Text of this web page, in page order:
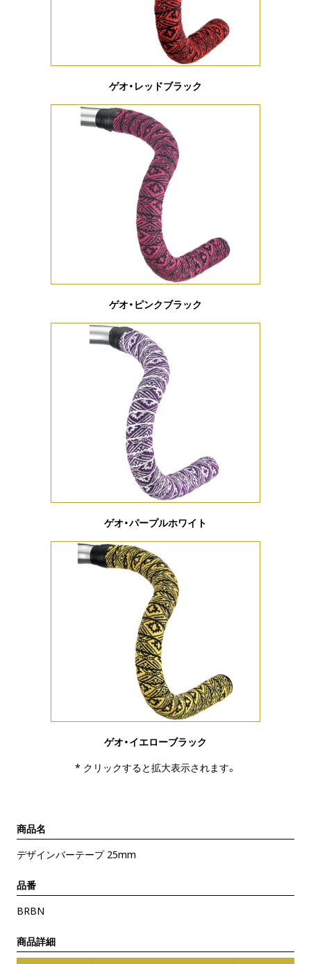
ゲオ・レッドブラック
ゲオ・ピンクブラック
ゲオ・パープルホワイト
ゲオ・イエローブラック
* クリックすると拡大表示されます。
商品名
デザインバーテープ 25mm
品番
BRBN
商品詳細